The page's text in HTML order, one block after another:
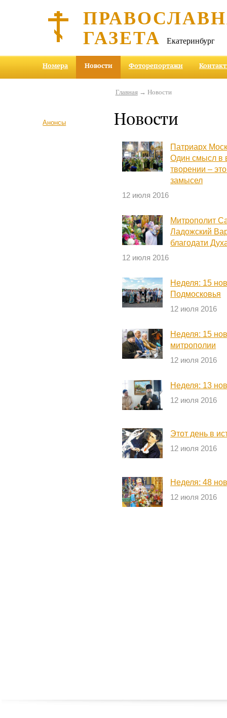
ГАЗЕТА Екатеринбург
Номера Новости Фоторепортажи
Анонсы
Главная→ Новости
Новости
Патриарх
Один смысл в
творении –
замысел
12 июля 2016
Митрополит
Ладожский
благодати
12 июля 2016
Неделя: 15
Подмосковья
12 июля 2016
Неделя: 15
митрополии
12 июля 2016
Неделя: 13
12 июля 2016
Этот день в
12 июля 2016
Неделя: 48
12 июля 2016